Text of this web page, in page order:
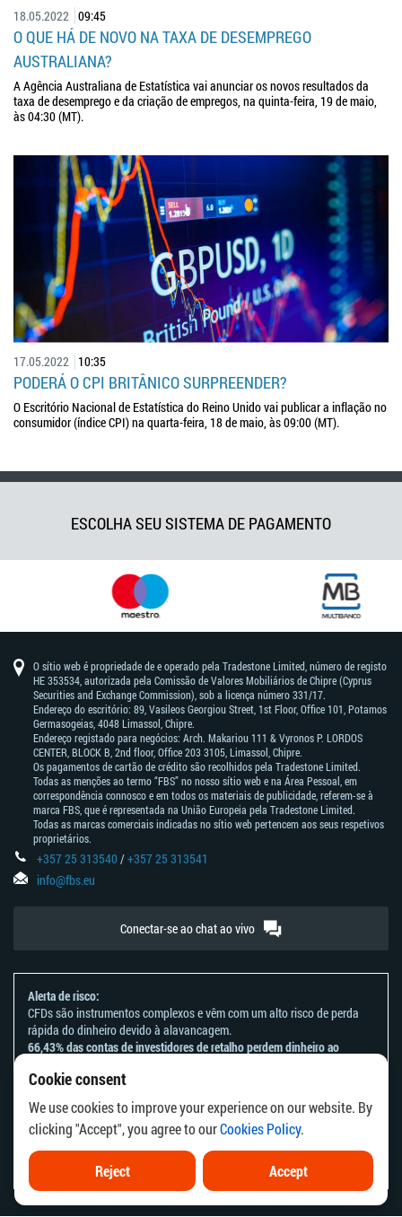
Cookie consent
We use cookies to improve your experience on our website. By
clicking "Accept", you agree to ourCookies Policy.
Reject Accept
18.05.2022 09:45
O QUE HÁ DE NOVO NA TAXA DE DESEMPREGO
AUSTRALIANA?
A Agência Australiana de Estatística vai anunciar os novos resultados da
taxa de desemprego e da criação de empregos, na quinta-feira, 19 de maio,
às 04:30 (MT).
17.05.2022 10:35
PODERÁ O CPI BRITÂNICO SURPREENDER?
O Escritório Nacional de Estatística do Reino Unido vai publicar a inflação no
consumidor (índice CPI) na quarta-feira, 18 de maio, às 09:00 (MT).
ESCOLHA SEU SISTEMA DE PAGAMENTO
O sítio web é propriedade de e operado pela Tradestone Limited, número de registo
HE 353534, autorizada pela Comissão de Valores Mobiliários de Chipre (Cyprus
Securities and Exchange Commission), sob a licença número 331/17.
Endereço do escritório: 89, Vasileos Georgiou Street, 1st Floor, Office 101, Potamos
Germasogeias, 4048 Limassol, Chipre.
Endereço registado para negócios: Arch. Makariou 111 & Vyronos Р. LORDOS
CENTER, BLOCK В, 2nd floor, Office 203 3105, Limassol, Chipre.
Os pagamentos de cartão de crédito são recolhidos pela Tradestone Limited.
Todas as menções ao termo “FBS” no nosso sítio web e na Área Pessoal, em
correspondência connosco e em todos os materiais de publicidade, referem-se à
marca FBS, que é representada na União Europeia pela Tradestone Limited.
Todas as marcas comerciais indicadas no sítio web pertencem aos seus respetivos
proprietários.
+357 25 313540/+357 25 313541
info@fbs.eu
Conectar-se ao chat ao vivo
Alerta de risco:
CFDs são instrumentos complexos e vêm com um alto risco de perda
rápida do dinheiro devido à alavancagem.
66,43% das contas de investidores de retalho perdem dinheiro ao
Deve considerar se entende como funcionam os CFDs e se tem
condições de assumir o alto risco de perder o seu dinheiro.
Por favor, consulte a nossaDeclaração e Reconhecimento de Riscos .
As informações deste site não se destinam a residentes de países ou
jurisdições em que a distribuição ou utilização destas informações seja
contrária à respetiva lei local ou aos regulamentos locais.